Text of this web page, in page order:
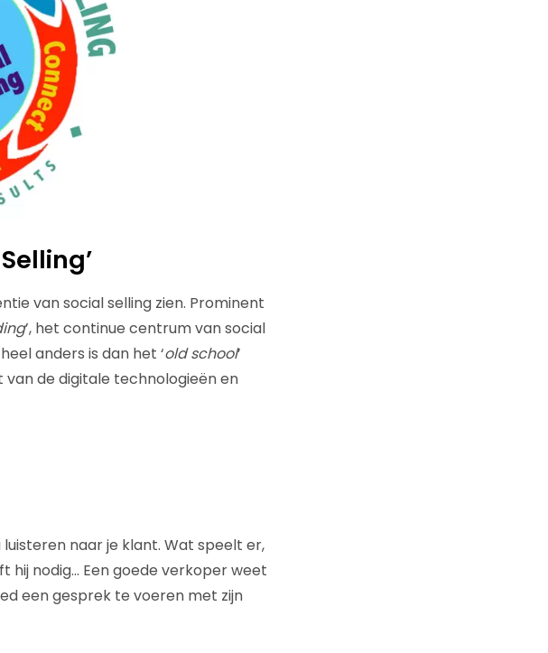
van social selling zien. Prominent
’, het continue centrum van social
anders is dan het ‘old school’
de digitale technologieën en
naar je klant. Wat speelt er,
hij nodig… Een goede verkoper weet
een gesprek te voeren met zijn